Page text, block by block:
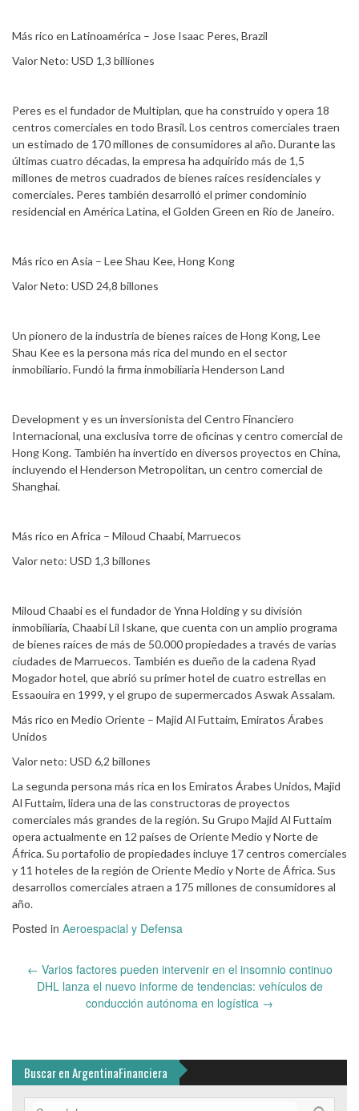
Más rico en Latinoamérica – Jose Isaac Peres, Brazil
Valor Neto: USD 1,3 billiones
Peres es el fundador de Multiplan, que ha construido y opera 18
centros comerciales en todo Brasil. Los centros comerciales traen
un estimado de 170 millones de consumidores al año. Durante las
últimas cuatro décadas, la empresa ha adquirido más de 1,5
millones de metros cuadrados de bienes raíces residenciales y
comerciales. Peres también desarrolló el primer condominio
residencial en América Latina, el Golden Green en Río de Janeiro.
Más rico en Asia – Lee Shau Kee, Hong Kong
Valor Neto: USD 24,8 billones
Un pionero de la industria de bienes raíces de Hong Kong, Lee
Shau Kee es la persona más rica del mundo en el sector
inmobiliario. Fundó la firma inmobiliaria Henderson Land
Development y es un inversionista del Centro Financiero
Internacional, una exclusiva torre de oficinas y centro comercial de
Hong Kong. También ha invertido en diversos proyectos en China,
incluyendo el Henderson Metropolitan, un centro comercial de
Shanghai.
Más rico en Africa – Miloud Chaabi, Marruecos
Valor neto: USD 1,3 billones
Miloud Chaabi es el fundador de Ynna Holding y su división
inmobiliaria, Chaabi Lil Iskane, que cuenta con un amplio programa
de bienes raíces de más de 50.000 propiedades a través de varias
ciudades de Marruecos. También es dueño de la cadena Ryad
Mogador hotel, que abrió su primer hotel de cuatro estrellas en
Essaouira en 1999, y el grupo de supermercados Aswak Assalam.
Más rico en Medio Oriente – Majid Al Futtaim, Emiratos Árabes
Unidos
Valor neto: USD 6,2 billones
La segunda persona más rica en los Emiratos Árabes Unidos, Majid
Al Futtaim, lidera una de las constructoras de proyectos
comerciales más grandes de la región. Su Grupo Majid Al Futtaim
opera actualmente en 12 países de Oriente Medio y Norte de
África. Su portafolio de propiedades incluye 17 centros comerciales
y 11 hoteles de la región de Oriente Medio y Norte de África. Sus
desarrollos comerciales atraen a 175 millones de consumidores al
año.
Posted in Aeroespacial y Defensa
Post
navigation
← Varios factores pueden intervenir en el insomnio continuo
DHL lanza el nuevo informe de tendencias: vehículos de
conducción autónoma en logística →
Buscar en ArgentinaFinanciera